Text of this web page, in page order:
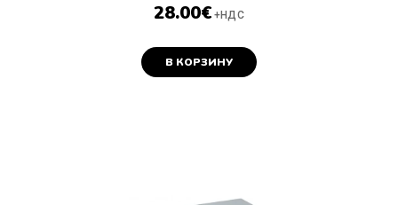
28.00€ +НДС
В КОРЗИНУ